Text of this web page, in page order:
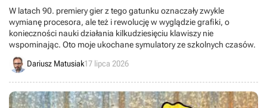
W latach 90. premiery gier z tego gatunku oznaczały zwykle
wymianę procesora, ale też i rewolucję w wyglądzie grafiki, o
konieczności nauki działania kilkudziesięciu klawiszy nie
wspominając. Oto moje ukochane symulatory ze szkolnych czasów.
Dariusz Matusiak17 lipca 2026